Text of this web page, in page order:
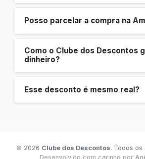
Posso parcelar a compra na
Como o Clube dos Descontos
dinheiro?
Esse desconto é mesmo real?
© 2026 Clube dos Descontos. Todos os
Desenvolvido com carinho por